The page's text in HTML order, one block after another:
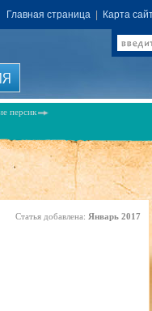
Главная страница Карта
персик
Статья добавлена: Январь 2017